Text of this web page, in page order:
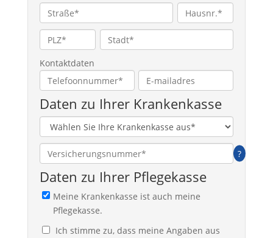
Kontaktdaten
Daten zu Ihrer Krankenkasse
?
Daten zu Ihrer Pflegekasse
Meine Krankenkasse ist auch meine
Pflegekasse.
Ich stimme zu, dass meine Angaben aus